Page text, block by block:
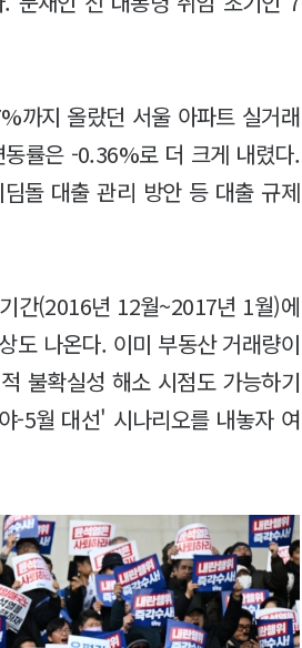
까지 올랐던 서울 아파트 실거래
률은 -0.36%로 더 크게 내렸다.
돌 대출 관리 방안 등 대출 규제
간(2016년 12월~2017년 1월)에
도 나온다. 이미 부동산 거래량이
불확실성 해소 시점도 가능하기
-5월 대선' 시나리오를 내놓자 여